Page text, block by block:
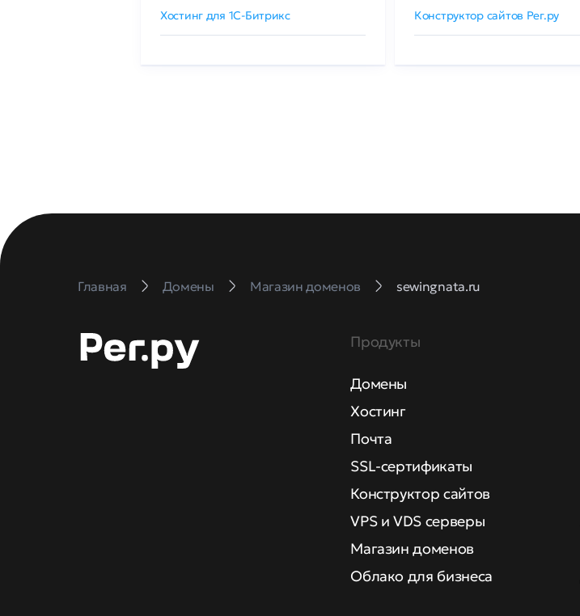
Хостинг для 1C-Битрикс Конструктор сайтов Рег.ру
Главная Домены Магазин доменов sewingnata.ru
Продукты
Домены
Хостинг
Почта
SSL-сертификаты
Конструктор сайтов
VPS и VDS серверы
Магазин доменов
Облако для бизнеса